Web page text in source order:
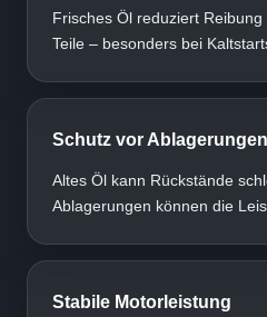
Frisches Öl reduziert
Teile – besonders bei
Schutz vor Ablagerungen
Altes Öl kann Rückstände
Ablagerungen können die
Stabile Motorleistung